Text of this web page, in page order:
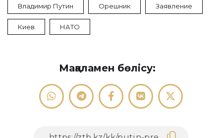
Владимир Путин Орешник Заявление
Киев НАТО
Мақаламен бөлісу: